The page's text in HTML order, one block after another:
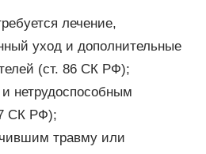
лечение,
уход и дополнительные
(ст. 86 СК РФ);
нетрудоспособным
СК РФ);
травму или